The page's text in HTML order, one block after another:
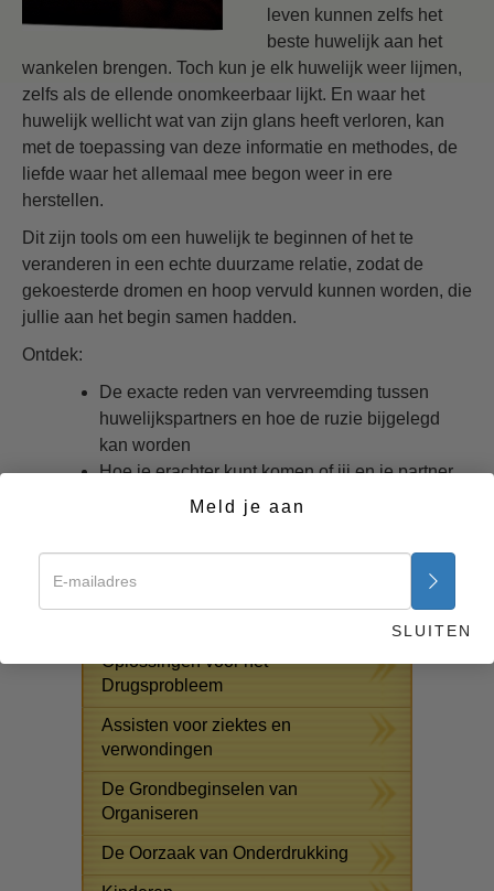
leven kunnen zelfs het
beste huwelijk aan het
wankelen brengen. Toch kun je elk huwelijk weer lijmen,
zelfs als de ellende onomkeerbaar lijkt. En waar het
huwelijk wellicht wat van zijn glans heeft verloren, kan
met de toepassing van deze informatie en methodes, de
liefde waar het allemaal mee begon weer in ere
herstellen.
Dit zijn tools om een huwelijk te beginnen of het te
veranderen in een echte duurzame relatie, zodat de
gekoesterde dromen en hoop vervuld kunnen worden, die
jullie aan het begin samen hadden.
Ontdek:
De exacte reden van vervreemding tussen
huwelijkspartners en hoe de ruzie bijgelegd
kan worden
Hoe je erachter kunt komen of jij en je partner
bij elkaar passen
GRATIS ONLINE CURSUSSEN
Oplossingen voor het
Drugsprobleem
Assisten voor ziektes en
verwondingen
De Grondbeginselen van
Organiseren
De Oorzaak van Onderdrukking
Meld je aan
SLUITEN